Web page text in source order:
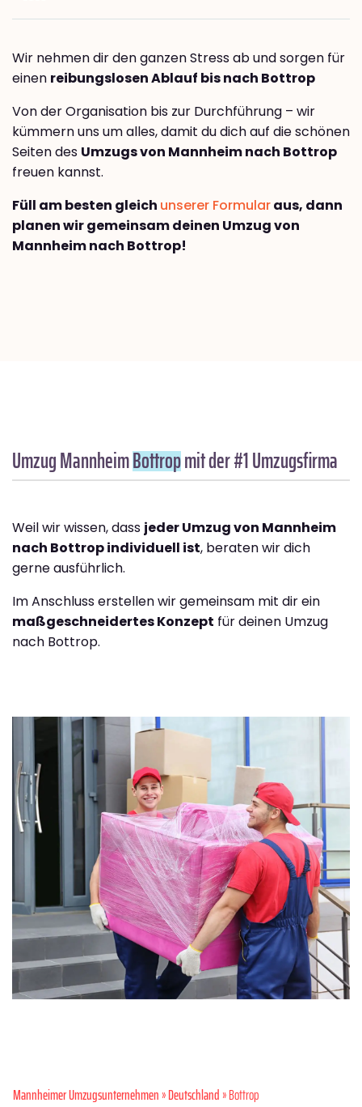
Wir nehmen dir den ganzen Stress ab und sorgen für
einen reibungslosen Ablauf bis nach Bottrop
Von der Organisation bis zur Durchführung – wir
kümmern uns um alles, damit du dich auf die schönen
Seiten des Umzugs von Mannheim nach Bottrop
freuen kannst.
Füll am besten gleich unserer Formularaus, dann
planen wir gemeinsam deinen Umzug von
Mannheim nach Bottrop!
Umzug MannheimBottropmit der #1 Umzugsfirma
Weil wir wissen, dass jeder Umzug von Mannheim
nach Bottrop individuell ist, beraten wir dich
gerne ausführlich.
Im Anschluss erstellen wir gemeinsam mit dir ein
maßgeschneidertes Konzept für deinen Umzug
nach Bottrop.
Mannheimer Umzugsunternehmen»Deutschland» Bottrop